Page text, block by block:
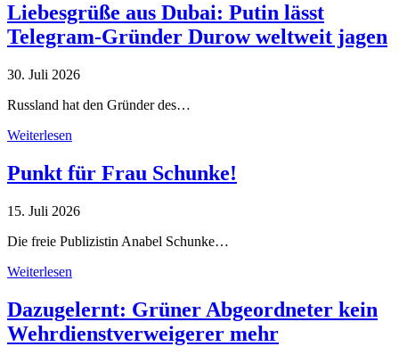
Liebesgrüße aus Dubai: Putin lässt
Telegram-Gründer Durow weltweit jagen
30. Juli 2026
Russland hat den Gründer des…
Weiterlesen
Punkt für Frau Schunke!
15. Juli 2026
Die freie Publizistin Anabel Schunke…
Weiterlesen
Dazugelernt: Grüner Abgeordneter kein
Wehrdienstverweigerer mehr